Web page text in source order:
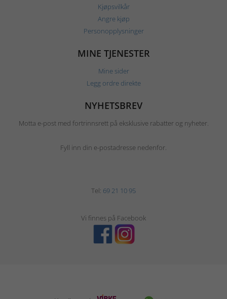
Kjøpsvilkår
Angre kjøp
Personopplysninger
MINE TJENESTER
Mine sider
Legg ordre direkte
NYHETSBREV
Motta e-post med fortrinnsrett på eksklusive rabatter og nyheter.
Fyll inn din e-postadresse nedenfor.
Tel: 69 21 10 95
Vi finnes på Facebook